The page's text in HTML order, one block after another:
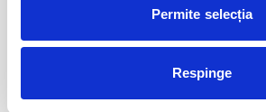
Permite selecția
Respinge
Un bilet este valabil pentru o singura
eveniment, adulti si copii, trebuie sa cumpere
Bucuresti